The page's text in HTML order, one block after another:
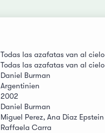
Todas las azafatas van al cielo
Todas las azafatas van al cielo
Daniel Burman
Argentinien
2002
Daniel Burman
Miguel Perez, Ana Diaz Epstein
Raffaela Carra